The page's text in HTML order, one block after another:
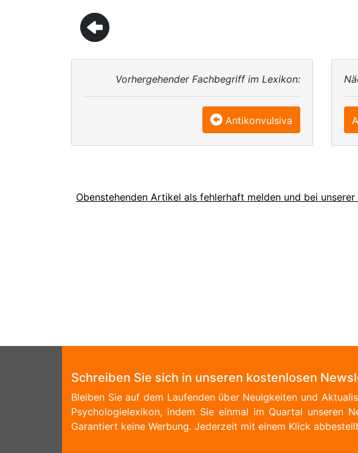
Vorhergehender Fachbegriff im Lexikon:
Antikonvulsiva
Obenstehenden Artikel als fehlerhaft melden und bei
Schreiben Sie sich in unseren kostenlosen
Bleiben Sie auf dem Laufenden über Neuigkeiten und
Psychologielexikon, indem Sie einmal im Quartal unseren
Garantiert keine Werbung. Jederzeit mit einem Klick